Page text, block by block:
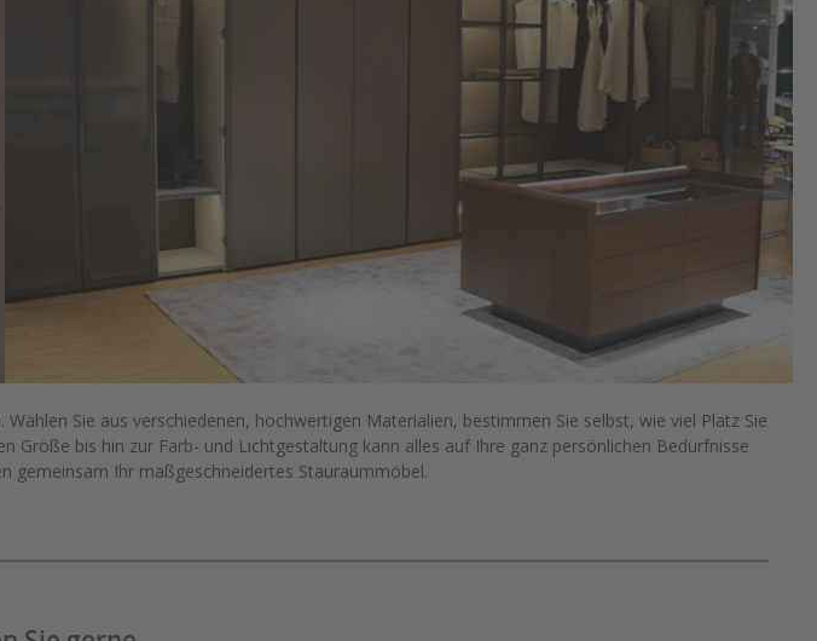
Sie aus verschiedenen, hochwertigen Materialien, bestimmen Sie selbst, wie viel Platz Sie
bis hin zur Farb- und Lichtgestaltung kann alles auf Ihre ganz persönlichen Bedürfnisse
gemeinsam Ihr maßgeschneidertes Stauraummöbel.